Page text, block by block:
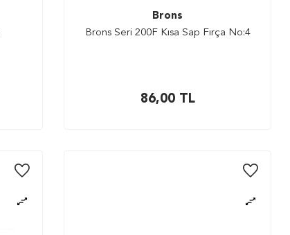
Brons
Brons Seri 200F Kısa Sap Fırça No:4
86,00TL